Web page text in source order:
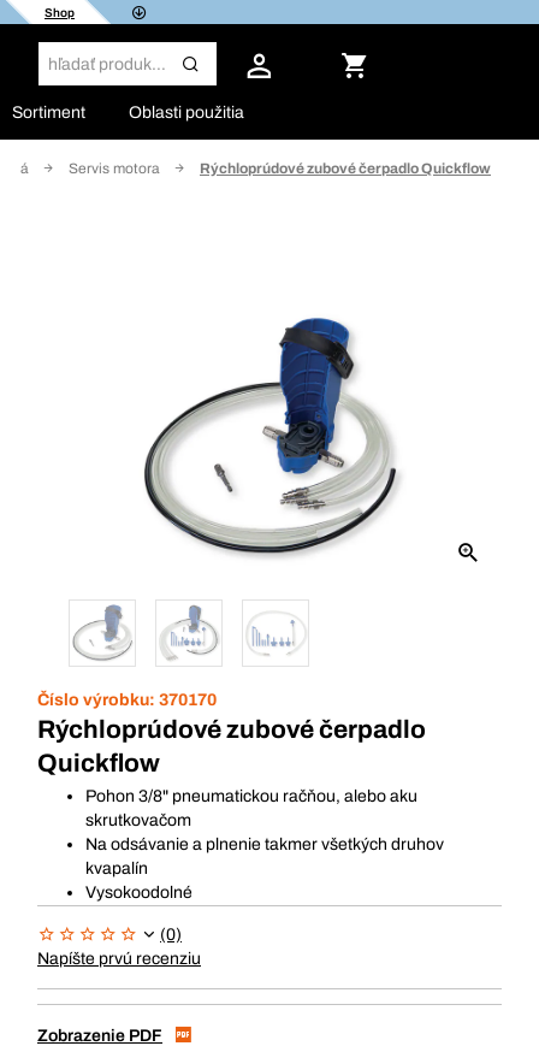
Shop
Sortiment Oblasti použitia
Servis motora Rýchloprúdové zubové čerpadlo Quickflow
Číslo výrobku: 370170
Rýchloprúdové zubové čerpadlo
Quickflow
Pohon 3/8" pneumatickou račňou, alebo aku
skrutkovačom
Na odsávanie a plnenie takmer všetkých druhov
kvapalín
Vysokoodolné
(0)
Napíšte prvú recenziu
Zobrazenie PDF